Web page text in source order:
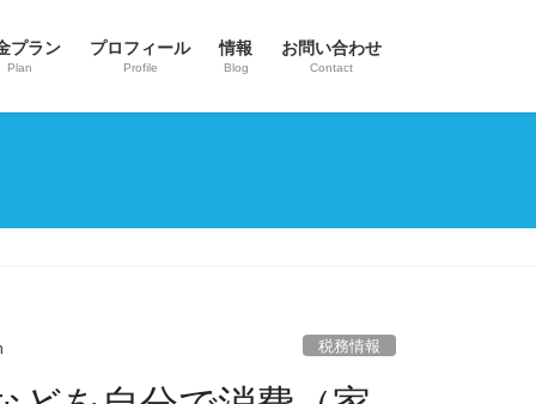
プラン
Plan
プロフィール
Profile
情報
Blog
お問い合わせ
Contact
税務情報